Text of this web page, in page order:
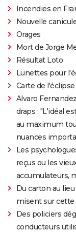
Incendies en
Nouvelle
Orages
Mort de Jorge
Résultat Loto
Lunettes pour
Carte de
Alvaro
draps : "L'idéal
au maximum
nuances
Les
reçus ou les
accumulateurs,
Du carton au
misent sur
Des policiers
conducteurs